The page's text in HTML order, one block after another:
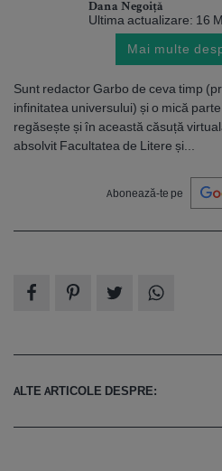
Dana Negoiță
Ultima actualizare: 16
Mai multe
Sunt redactor Garbo de ceva timp
infinitatea universului) și o mică
regăsește și în această căsuță
absolvit Facultatea de Litere și...
Abonează-te pe
ALTE ARTICOLE DESPRE: